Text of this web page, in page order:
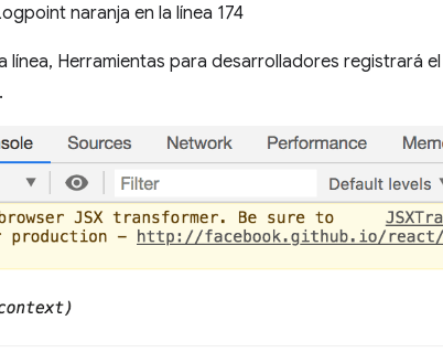
naranja en la línea 174
línea, Herramientas para desarrolladores registrará